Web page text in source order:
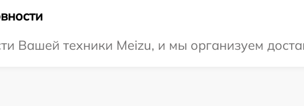
Вашей техники Meizu, и мы организуем